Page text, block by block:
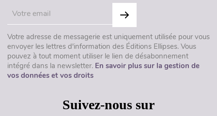
Votre adresse de messagerie est uniquement utilisée pour vous
envoyer les lettres d'information des Éditions Ellipses. Vous
pouvez à tout moment utiliser le lien de désabonnement
intégré dans la newsletter. En savoir plus sur la gestion de
vos données et vos droits
Suivez-nous sur